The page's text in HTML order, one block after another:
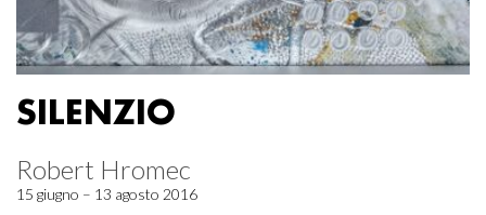
SILENZIO
Robert Hromec
15 giugno – 13 agosto 2016